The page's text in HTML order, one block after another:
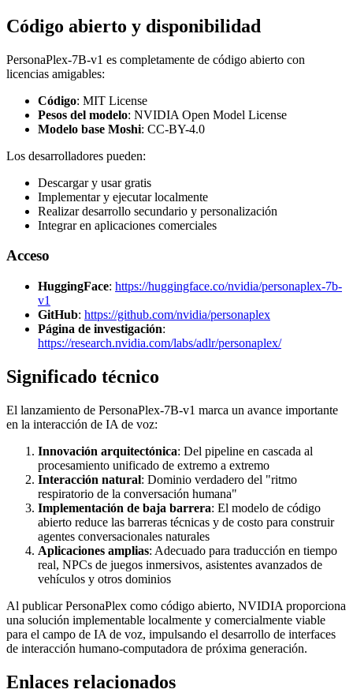
Código abierto y disponibilidad
PersonaPlex-7B-v1 es completamente de código abierto con
licencias amigables:
Código: MIT License
Pesos del modelo: NVIDIA Open Model License
Modelo base Moshi: CC-BY-4.0
Los desarrolladores pueden:
Descargar y usar gratis
Implementar y ejecutar localmente
Realizar desarrollo secundario y personalización
Integrar en aplicaciones comerciales
Acceso
HuggingFace: https://huggingface.co/nvidia/personaplex-7b-
v1
GitHub: https://github.com/nvidia/personaplex
Página de investigación:
https://research.nvidia.com/labs/adlr/personaplex/
Significado técnico
El lanzamiento de PersonaPlex-7B-v1 marca un avance importante
en la interacción de IA de voz:
Innovación arquitectónica: Del pipeline en cascada al
procesamiento unificado de extremo a extremo
Interacción natural: Dominio verdadero del "ritmo
respiratorio de la conversación humana"
Implementación de baja barrera: El modelo de código
abierto reduce las barreras técnicas y de costo para construir
agentes conversacionales naturales
Aplicaciones amplias: Adecuado para traducción en tiempo
real, NPCs de juegos inmersivos, asistentes avanzados de
vehículos y otros dominios
Al publicar PersonaPlex como código abierto, NVIDIA proporciona
una solución implementable localmente y comercialmente viable
para el campo de IA de voz, impulsando el desarrollo de interfaces
de interacción humano-computadora de próxima generación.
Enlaces relacionados